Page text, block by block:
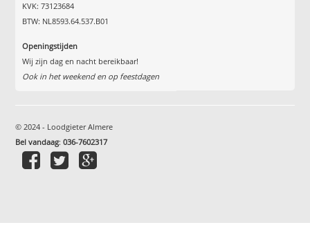
KVK: 73123684
BTW: NL8593.64.537.B01
Openingstijden
Wij zijn dag en nacht bereikbaar!
Ook in het weekend en op feestdagen
© 2024 - Loodgieter Almere
Bel vandaag:036-7602317